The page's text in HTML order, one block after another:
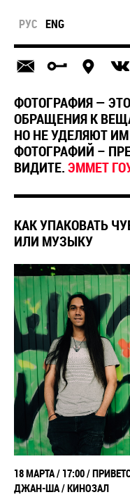
РУС ENG
ФОТОГРАФИЯ —
ОБРАЩЕНИЯ К
НО НЕ УДЕЛЯЮТ
ФОТОГРАФИЙ –
ВИДИТЕ.ЭММЕТ
КАК УПАКОВАТЬ
ИЛИ МУЗЫКУ
18 МАРТА / 17:00 /
ДЖАН-ША / КИНОЗАЛ